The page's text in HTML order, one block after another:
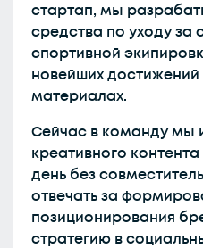
стартап, мы
средства по уходу за
спортивной
новейших достижений
материалах.
Сейчас в команду
креативного
день без
отвечать за
позиционирования
стратегию в